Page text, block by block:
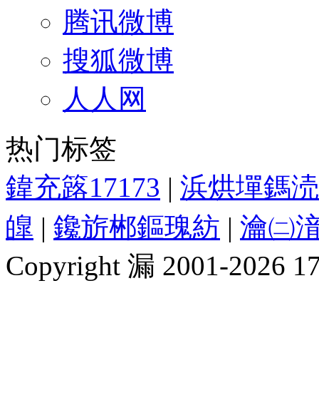
腾讯微博
搜狐微博
人人网
热门标签
鍏充簬17173 | 浜烘墠鎷
皥 | 鑱旂郴鏂瑰紡 | 瀹㈡
Copyright 漏 2001-2026